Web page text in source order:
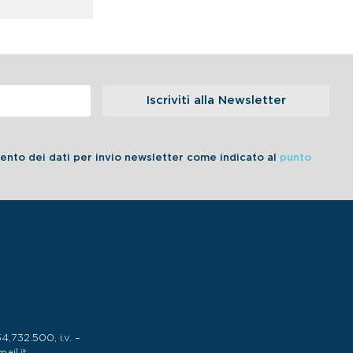
dei dati per invio newsletter come indicato al punto
Iscriviti alla Newsletter
i.v. –